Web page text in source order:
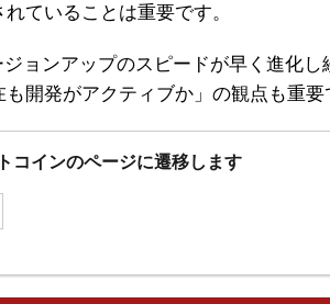
ていることは重要です。
ョンアップのスピードが早く進化
開発がアクティブか」の観点も重要
コインのページに遷移します